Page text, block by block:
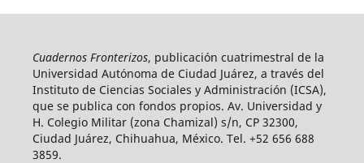
Cuadernos Fronterizos, publicación cuatrimestral de la
Universidad Autónoma de Ciudad Juárez, a través del
Instituto de Ciencias Sociales y Administración (ICSA),
que se publica con fondos propios. Av. Universidad y
H. Colegio Militar (zona Chamizal) s/n, CP 32300,
Ciudad Juárez, Chihuahua, México. Tel. +52 656 688
3859.